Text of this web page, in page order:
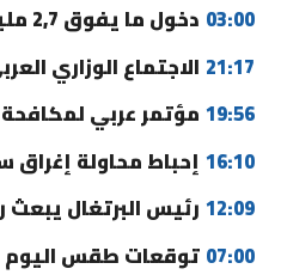
03:00 دخول ما يفوق 2,7 مليون من الجالية
21:17 الاجتماع الوزاري
19:56 مؤتمر عربي لمكافحة
16:10 إحباط محاولة
12:09 رئيس البرتغال يبعث
07:00 توقعات طقس اليوم